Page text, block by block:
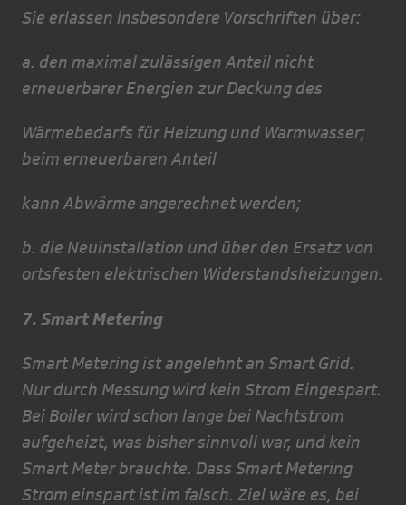
Sie erlassen insbesondere Vorschriften über:
a. den maximal zulässigen Anteil nicht
erneuerbarer Energien zur Deckung des
Wärmebedarfs für Heizung und Warmwasser;
beim erneuerbaren Anteil
kann Abwärme angerechnet werden;
b. die Neuinstallation und über den Ersatz von
ortsfesten elektrischen Widerstandsheizungen.
7. Smart Metering
Smart Metering ist angelehnt an Smart Grid.
Nur durch Messung wird kein Strom Eingespart.
Bei Boiler wird schon lange bei Nachtstrom
aufgeheizt, was bisher sinnvoll war, und kein
Smart Meter brauchte. Dass Smart Metering
Strom einspart ist im falsch. Ziel wäre es, bei